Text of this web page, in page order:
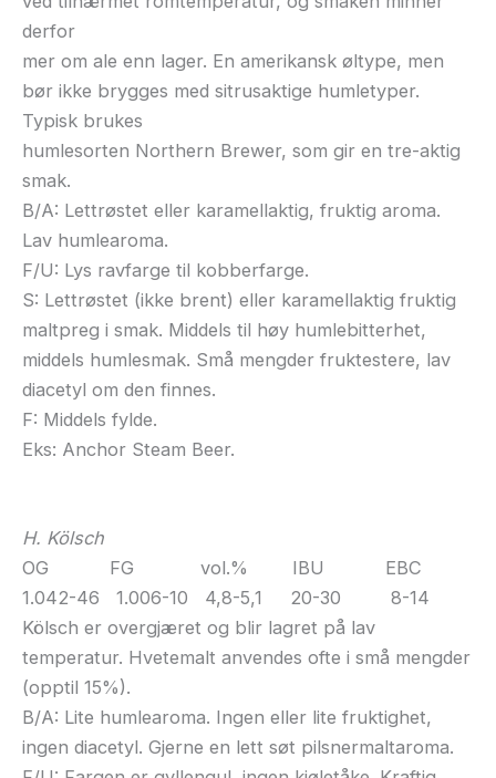
derfor
mer om ale enn lager. En amerikansk øltype, men
bør ikke brygges med sitrusaktige humletyper.
Typisk brukes
humlesorten Northern Brewer, som gir en tre-aktig
smak.
B/A: Lettrøstet eller karamellaktig, fruktig aroma.
Lav humlearoma.
F/U: Lys ravfarge til kobberfarge.
S: Lettrøstet (ikke brent) eller karamellaktig fruktig
maltpreg i smak. Middels til høy humlebitterhet,
middels humlesmak. Små mengder fruktestere, lav
diacetyl om den finnes.
F: Middels fylde.
Eks: Anchor Steam Beer.
H. Kölsch
OG FG vol.% IBU EBC
1.042-46 1.006-10 4,8-5,1 20-30 8-14
Kölsch er overgjæret og blir lagret på lav
temperatur. Hvetemalt anvendes ofte i små mengder
(opptil 15%).
B/A: Lite humlearoma. Ingen eller lite fruktighet,
ingen diacetyl. Gjerne en lett søt pilsnermaltaroma.